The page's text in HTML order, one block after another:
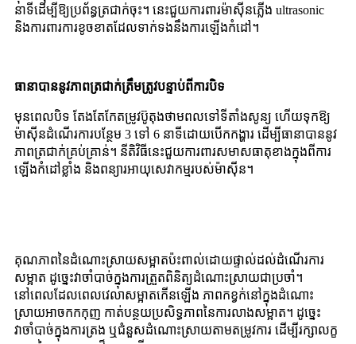
នាទីដើម្បីឱ្យប្រព័ន្ធត្រជាក់ចុះ។ នេះជួយការពារម៉ាស៊ីនភ្លើង ultrasonic
និងការពារការខូចខាតដែលទាក់ទងនឹងការឡើងកំដៅ។
ធានាបាននូវភាពត្រជាក់ត្រឹមត្រូវបន្ទាប់ពីការបិទ
មុនពេលបិទ តែងតែកែតម្រូវប៊ូតុងថាមពលទៅទីតាំងសូន្យ ហើយទុកឱ្យ
ម៉ាស៊ីនដំណើរការបន្ថែម 3 ទៅ 6 នាទីដោយបើកកង្ហារ ដើម្បីធានាបាននូវ
ភាពត្រជាក់គ្រប់គ្រាន់។ នីតិវិធីនេះជួយការពារសមាសធាតុខាងក្នុងពីការ
ឡើងកំដៅខ្លាំង និងពន្យារអាយុសេវាកម្មរបស់ម៉ាស៊ីន។
គុណភាពនៃដំណោះស្រាយសម្អាតប៉ះពាល់ដោយផ្ទាល់ដល់ដំណើរការ
សម្អាត ដូច្នេះវាចាំបាច់ក្នុងការត្រួតពិនិត្យដំណោះស្រាយជាប្រចាំ។
នៅពេលដែលពេលវេលាសម្អាតកើនឡើង ភាពកខ្វក់នៅក្នុងដំណោះ
ស្រាយអាចកកកុញ កាត់បន្ថយប្រសិទ្ធភាពនៃការលាងសម្អាត។ ដូច្នេះ
វាចាំបាច់ក្នុងការត្រង ឬជំនួសដំណោះស្រាយតាមតម្រូវការ ដើម្បីរក្សាលក្ខ